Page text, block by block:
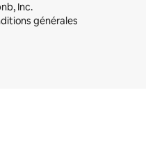
Inc.
générales